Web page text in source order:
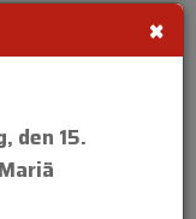
×
den 15.
Mariä